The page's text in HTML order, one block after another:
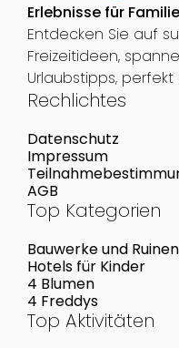
Erlebnisse für
Entdecken Sie auf
Freizeitideen,
Urlaubstipps,
Rechlichtes
Datenschutz
Impressum
AGB
Top Kategorien
Bauwerke und Ruinen
Hotels für Kinder
4 Blumen
4 Freddys
Top Aktivitäten